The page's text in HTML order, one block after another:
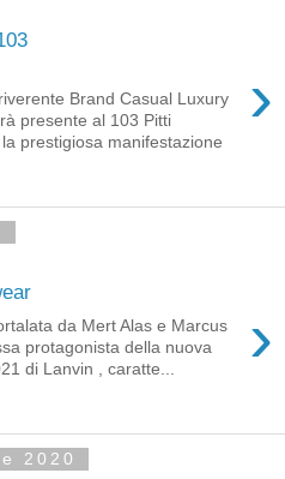
›
Brand Casual Luxury
presente al 103 Pitti
prestigiosa manifestazione
›
da Mert Alas e Marcus
protagonista della nuova
di Lanvin , caratte...
2020